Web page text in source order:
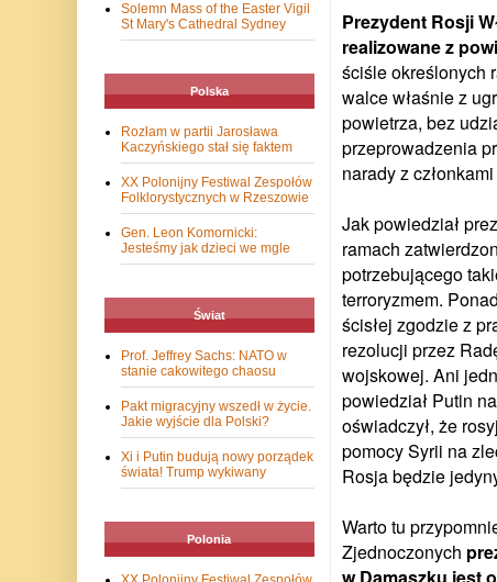
Prezydent Rosji
realizowane z
ściśle określonych
walce właśnie z
powietrza, bez
przeprowadzenia
narady z
Jak powiedział
ramach
potrzebującego
terroryzmem.
ścisłej zgodzie z
rezolucji przez
wojskowej. Ani
powiedział Putin
oświadczył, że
pomocy Syrii na
Rosja będzie
Warto tu
Zjednoczonych
Solemn Mass of the Easter Vigil
St Mary's Cathedral Sydney
Polska
Rozłam w partii Jarosława
Kaczyńskiego stał się faktem
XX Polonijny Festiwal Zespołów
Folklorystycznych w Rzeszowie
Gen. Leon Komornicki:
Jesteśmy jak dzieci we mgle
Świat
Prof. Jeffrey Sachs: NATO w
stanie cakowitego chaosu
Pakt migracyjny wszedł w życie.
Jakie wyjście dla Polski?
Xi i Putin budują nowy porządek
świata! Trump wykiwany
Polonia